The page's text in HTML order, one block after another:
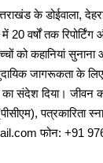
के डोईवाला,
20 वर्षों तक
को कहानियां
जागरूकता के
संदेश दिया। जीवन
पत्रकारिता
फोन: +91